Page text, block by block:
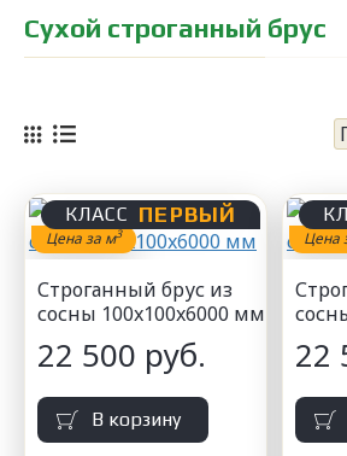
Сухой строганный брус
Цена за м3
КЛАСС ПЕРВЫЙ
Строганный брус из
сосны 100x100x6000 мм
22 500 руб.
В корзину
Цена
22